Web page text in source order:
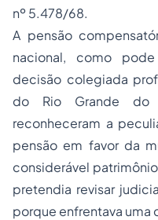
nº 5.478/68.
A pensão
nacional, como
decisão colegiada
do Rio Grande do
reconheceram a
pensão em favor da
considerável
pretendia revisar
porque enfrentava uma